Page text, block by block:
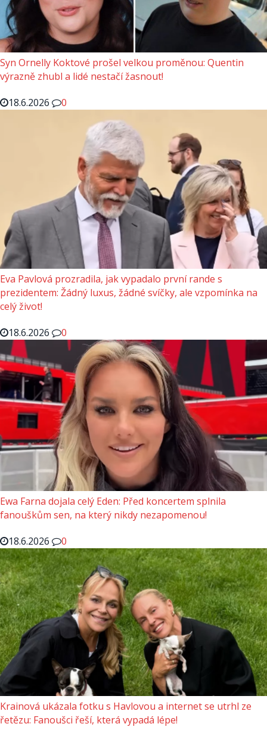
Syn Ornelly Koktové prošel velkou proměnou: Quentin
výrazně zhubl a lidé nestačí žasnout!
18.6.2026
0
Eva Pavlová prozradila, jak vypadalo první rande s
prezidentem: Žádný luxus, žádné svíčky, ale vzpomínka na
celý život!
18.6.2026
0
Ewa Farna dojala celý Eden: Před koncertem splnila
fanouškům sen, na který nikdy nezapomenou!
18.6.2026
0
Krainová ukázala fotku s Havlovou a internet se utrhl ze
řetězu: Fanoušci řeší, která vypadá lépe!